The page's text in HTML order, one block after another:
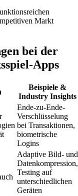
Markt
bei der
Apps
Beispiele &
Industry Insights
Ende-zu-Ende-
Verschlüsselung
bei Transaktionen,
biometrische
Logins
Adaptive Bild- und
Datenkompression,
Testing auf
unterschiedlichen
Geräten